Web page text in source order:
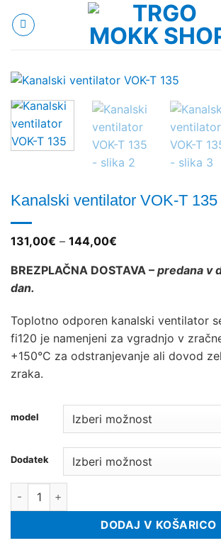
Kanalski ventilator VOK-T 135
131,00€ – 144,00€
od
131,00€
BREZPLAČNA DOSTAVA – predana v
dan.
Toplotno odporen kanalski ventilator
fi120 je namenjeni za vgradnjo v
+150°C za odstranjevanje ali dovod
zraka.
model
Dodatek
Kanalski ventilator VOK-T 135 količina
DODAJ V KOŠARICO